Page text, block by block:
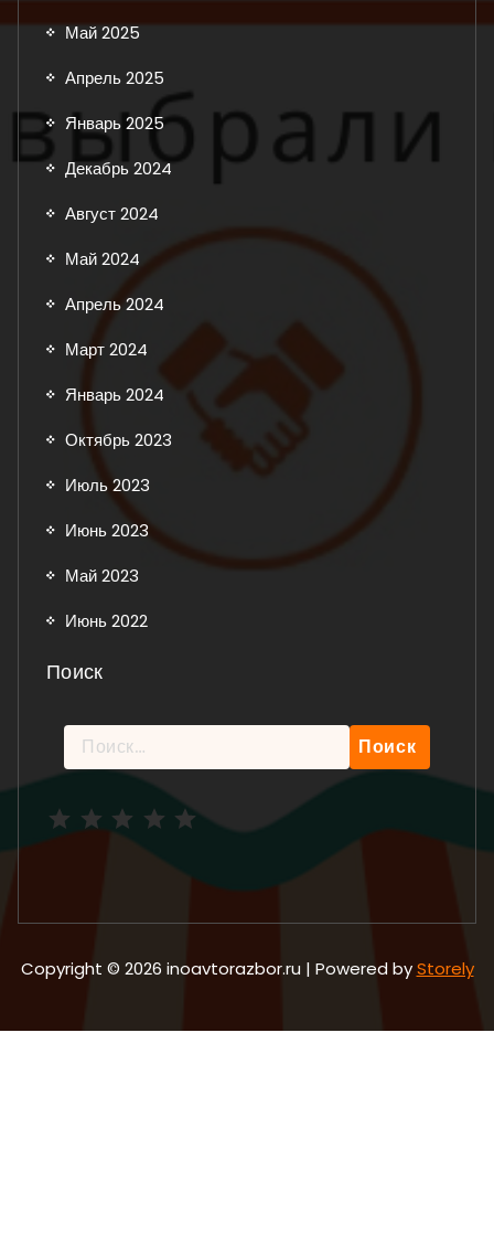
Май 2025
Апрель 2025
Январь 2025
Декабрь 2024
Август 2024
Май 2024
Апрель 2024
Март 2024
Январь 2024
Октябрь 2023
Июль 2023
Июнь 2023
Май 2023
Июнь 2022
Поиск
Найти:
Copyright © 2026 inoavtorazbor.ru | Powered byStorely